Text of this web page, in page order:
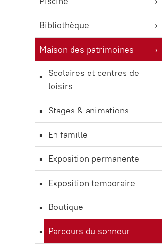
Bibliothèque
Maison des patrimoines
Scolaires et centres de
loisirs
Stages & animations
En famille
Exposition permanente
Exposition temporaire
Boutique
Parcours du sonneur